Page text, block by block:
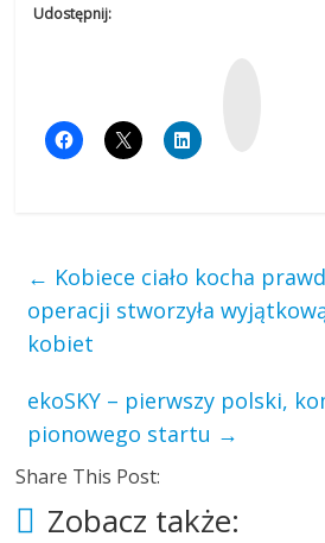
Udostępnij:
← Kobiece ciało kocha
operacji stworzyła
kobiet
ekoSKY – pierwszy polski,
pionowego startu →
Share This Post:
Zobacz także: